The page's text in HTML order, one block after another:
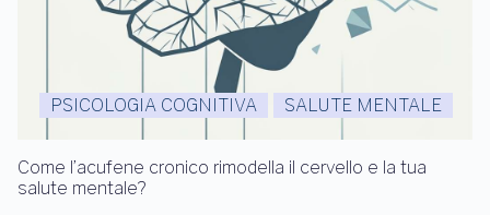
PSICOLOGIA COGNITIVA SALUTE MENTALE
Come l’acufene cronico rimodella il cervello e la tua
salute mentale?